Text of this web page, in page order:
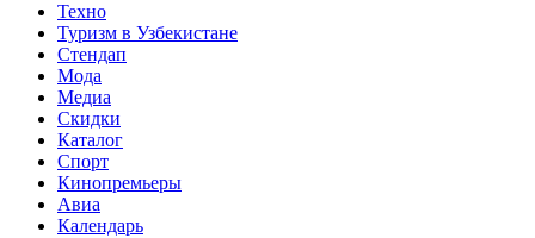
Техно
Туризм в Узбекистане
Стендап
Мода
Медиа
Скидки
Каталог
Спорт
Кинопремьеры
Авиа
Календарь